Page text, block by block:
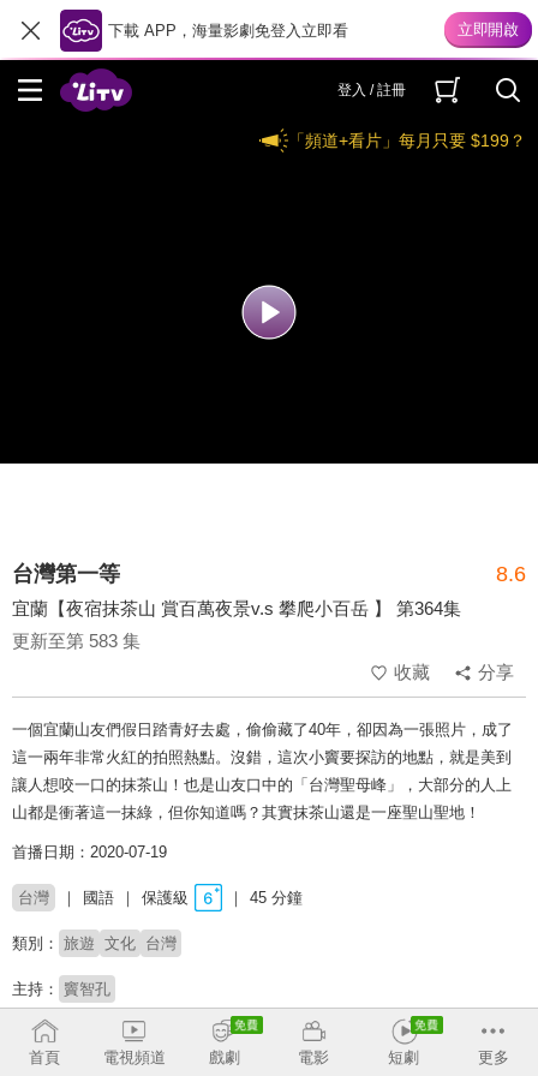
下載 APP，海量影劇免登入立即看
登入 / 註冊
「頻道+看片」每月只要 $199？
台灣第一等 8.6
宜蘭【夜宿抹茶山 賞百萬夜景v.s 攀爬小百岳 】 第364集
更新至第 583 集
收藏
分享
一個宜蘭山友們假日踏青好去處，偷偷藏了40年，卻因為一張照片，成了
這一兩年非常火紅的拍照熱點。沒錯，這次小竇要探訪的地點，就是美到
讓人想咬一口的抹茶山！也是山友口中的「台灣聖母峰」，大部分的人上
山都是衝著這一抹綠，但你知道嗎？其實抹茶山還是一座聖山聖地！
首播日期：2020-07-19
台灣 國語 保護級 45 分鐘
類別： 旅遊 文化 台灣
主持： 竇智孔
# 美食探索 # 玩台灣 # 旅遊實境# 金鐘獎 # 完整版 # 上山下海# 吃喝玩樂
首頁
電視頻道 戲劇 電影 短劇 更多